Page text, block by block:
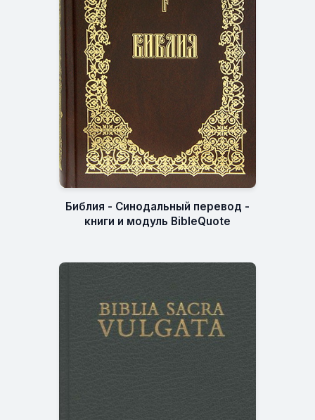
Библия - Синодальный перевод -
книги и модуль BibleQuote